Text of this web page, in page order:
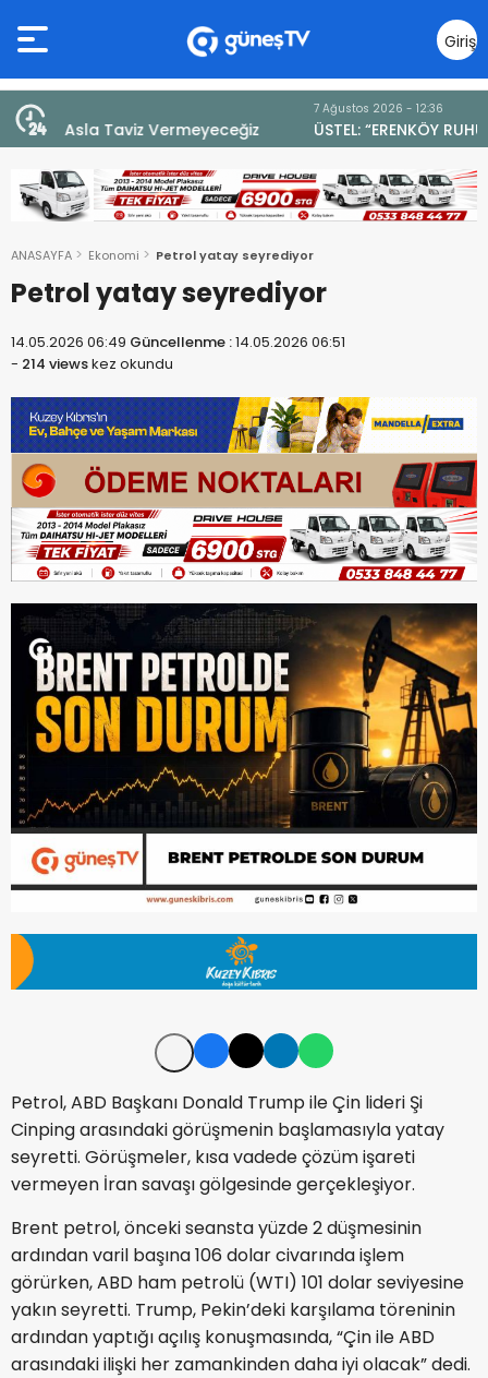
Giriş
Yap
ÜSTEL: “ERENKÖY RUHU SONSUZA DEK YAŞAYACAK”
ANASAYFA Ekonomi Petrol yatay seyrediyor
Petrol yatay seyrediyor
14.05.2026 06:49 Güncellenme :14.05.2026 06:51
- 214 viewskez okundu
Petrol, ABD Başkanı Donald Trump ile Çin lideri Şi
Cinping arasındaki görüşmenin başlamasıyla yatay
seyretti. Görüşmeler, kısa vadede çözüm işareti
vermeyen İran savaşı gölgesinde gerçekleşiyor.
Brent petrol, önceki seansta yüzde 2 düşmesinin
ardından varil başına 106 dolar civarında işlem
görürken, ABD ham petrolü (WTI) 101 dolar seviyesine
yakın seyretti. Trump, Pekin’deki karşılama töreninin
ardından yaptığı açılış konuşmasında, “Çin ile ABD
arasındaki ilişki her zamankinden daha iyi olacak” dedi.